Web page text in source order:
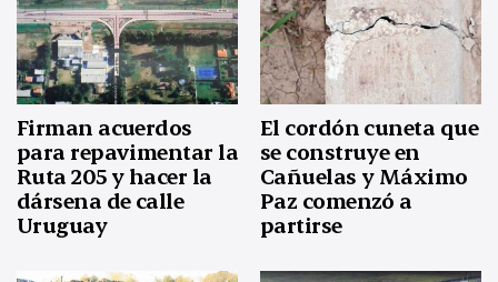
Firman acuerdos
para repavimentar la
Ruta 205 y hacer la
dársena de calle
Uruguay
El cordón cuneta que
se construye en
Cañuelas y Máximo
Paz comenzó a
partirse